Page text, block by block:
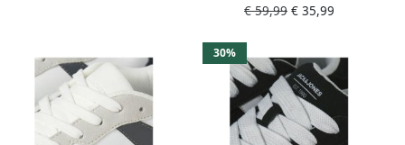
SNEAKER SN Heren
€ 59,99 € 35,99
30%